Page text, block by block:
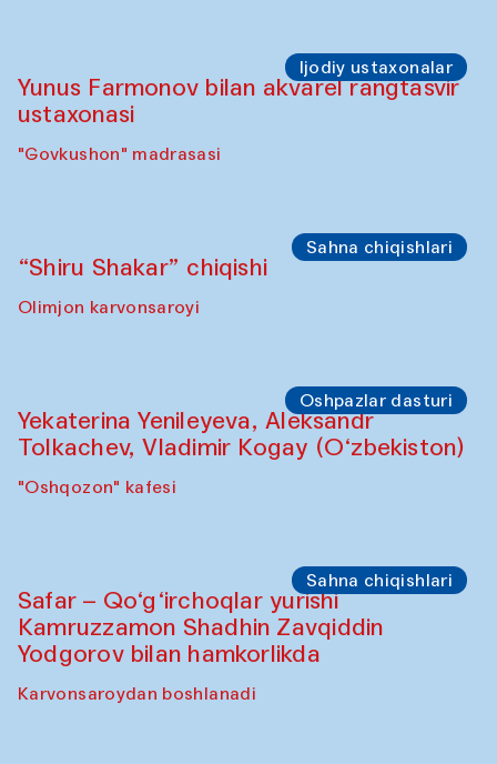
Ijodiy ustaxonalar
Yunus Farmonov bilan akvarel rangtasvir
ustaxonasi
"Govkushon" madrasasi
Sahna chiqishlari
“Shiru Shakar” chiqishi
Olimjon karvonsaroyi
Oshpazlar dasturi
Yekaterina Yenileyeva, Aleksandr
Tolkachev, Vladimir Kogay (O‘zbekiston)
"Oshqozon" kafesi
Sahna chiqishlari
Safar – Qo‘g‘irchoqlar yurishi
Kamruzzamon Shadhin Zavqiddin
Yodgorov bilan hamkorlikda
Karvonsaroydan boshlanadi